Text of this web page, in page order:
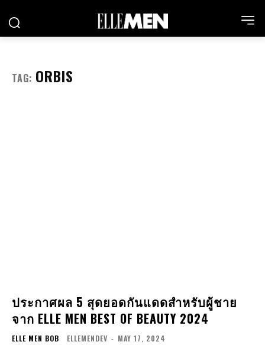
TAG: ORBIS
ประกาศผล 5 สุดยอดกันแดดสำหรับผู้ชาย
จาก ELLE MEN BEST OF BEAUTY 2024
ELLE MEN BOB ELLEMENDEV - MAY 17, 2024